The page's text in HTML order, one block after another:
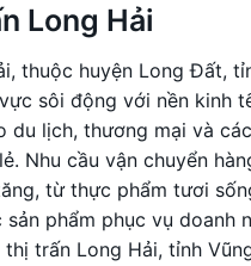
Long Hải
thuộc huyện Long Đất,
sôi động với nền kinh
du lịch, thương mại và
Nhu cầu vận chuyển
từ thực phẩm tươi
sản phẩm phục vụ doanh
trấn Long Hải, tỉnh